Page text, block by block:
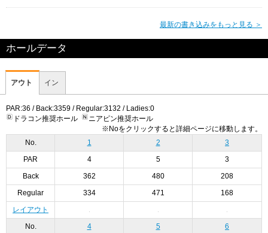
最新の書き込みをもっと見る ＞
ホールデータ
アウト イン
PAR:36 / Back:3359 / Regular:3132 / Ladies:0
ドラコン推奨ホール
ニアピン推奨ホール
※Noをクリックすると詳細ページに移動します。
No.
1 2 3
PAR 4 5 3
Back 362 480 208
Regular 334 471 168
レイアウト
No. 4 5 6